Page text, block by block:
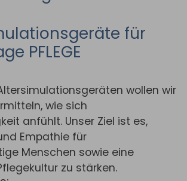
für
PFLEGE
wollen wir
wie sich
anfühlt. Unser Ziel ist es,
Empathie für
Menschen sowie eine
zu stärken.